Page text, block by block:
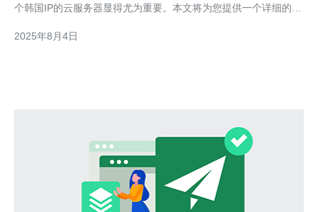
个韩国IP的云服务器显得尤为重要。本文将为您提供一个详细的教
择一个可靠的云服务提供商。市场上有很多国内外的服务商，例如
2025年8月4日